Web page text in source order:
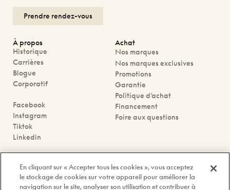
Prendre rendez-vous
À propos
Historique
Carrières
Blogue
Corporatif
Facebook
Instagram
Tiktok
Linkedin
Prendre rendez-vous
Nos boutiques
Achat
Nos marques
Nos marques exclusives
Promotions
Garantie
Politique d’achat
Financement
Foire aux questions
En cliquant sur « Accepter tous les cookies », vous acceptez
le stockage de cookies sur votre appareil pour améliorer la
navigation sur le site, analyser son utilisation et contribuer à